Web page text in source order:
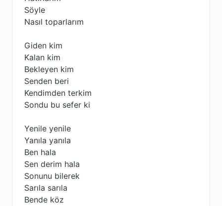
Söyle
Nasıl toparlarım
Giden kim
Kalan kim
Bekleyen kim
Senden beri
Kendimden terkim
Sondu bu sefer ki
Yenile yenile
Yanıla yanıla
Ben hala
Sen derim hala
Sonunu bilerek
Sarıla sarıla
Bende köz